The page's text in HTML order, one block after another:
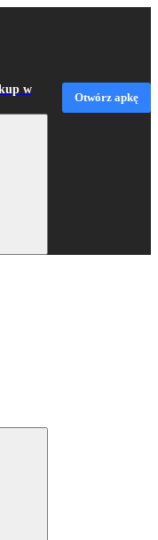
w
Otwórz apkę